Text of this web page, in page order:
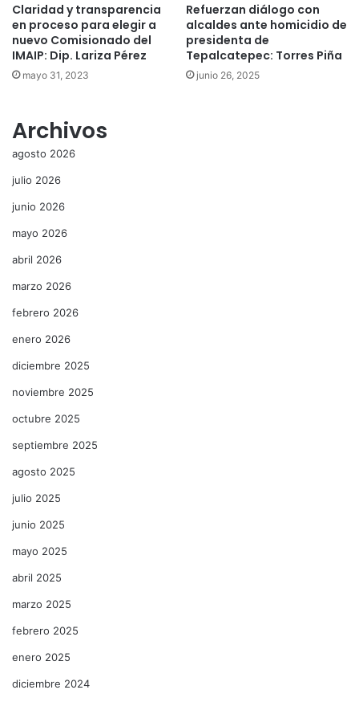
Claridad y transparencia
en proceso para elegir a
nuevo Comisionado del
IMAIP: Dip. Lariza Pérez
mayo 31, 2023
Refuerzan diálogo con
alcaldes ante homicidio de
presidenta de
Tepalcatepec: Torres Piña
junio 26, 2025
Archivos
agosto 2026
julio 2026
junio 2026
mayo 2026
abril 2026
marzo 2026
febrero 2026
enero 2026
diciembre 2025
noviembre 2025
octubre 2025
septiembre 2025
agosto 2025
julio 2025
junio 2025
mayo 2025
abril 2025
marzo 2025
febrero 2025
enero 2025
diciembre 2024